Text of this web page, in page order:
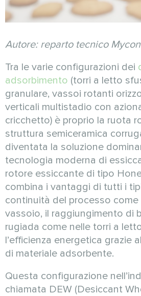
Autore: reparto tecnico
Tra le varie configurazioni dei
adsorbimento (torri a letto
granulare, vassoi rotanti
verticali multistadio con
cricchetto) è proprio la ruota
struttura semiceramica
diventata la soluzione
tecnologia moderna di
rotore essiccante di tipo
combina i vantaggi di tutti i
continuità del processo come
vassoio, il raggiungimento di
rugiada come nelle torri a
l’efficienza energetica grazie
di materiale adsorbente.
Questa configurazione
chiamata DEW (Desiccant